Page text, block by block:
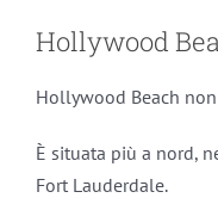
Hollywood
Hollywood Beach
È situata più a nord,
Fort Lauderdale.